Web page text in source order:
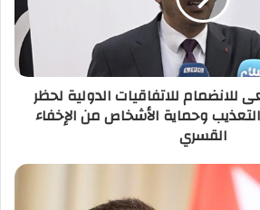
للانضمام للاتفاقيات الدولية لحظر
وحماية الأشخاص من الإخفاء
القسري